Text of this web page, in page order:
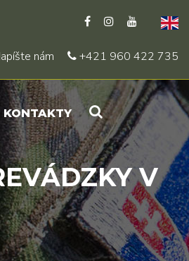
nám +421 960 422 735
KONTAKTY
V